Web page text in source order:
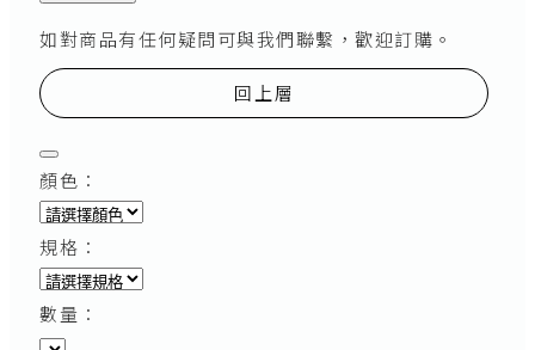
如對商品有任何疑問可與我們聯繫，歡迎訂購。
回上層
顏色：
規格：
數量：